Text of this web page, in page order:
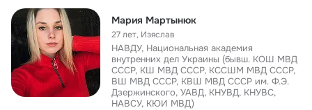
Мария Мартынюк
27 лет, Изяслав
НАВДУ, Национальная академия
внутренних дел Украины (бывш. КОШ МВД
СССР, КШ МВД СССР, КССШМ МВД СССР,
ВШ МВД СССР, КВШ МВД СССР им. Ф.Э.
Дзержинского, УАВД, КНУВД, КНУВС,
НАВСУ, КЮИ МВД)